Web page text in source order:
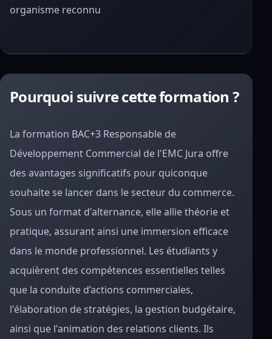
organisme reconnu
Pourquoi suivre cette formation ?
La formation BAC+3 Responsable de
Développement Commercial de l'EMC Jura offre
des avantages significatifs pour quiconque
souhaite se lancer dans le secteur du commerce.
Sous un format d'alternance, elle allie théorie et
pratique, assurant ainsi une immersion efficace
dans le monde professionnel. Les étudiants y
acquièrent des compétences essentielles telles
que la conduite d’actions commerciales,
l'élaboration de stratégies, la gestion budgétaire,
ainsi que l'animation des relations clients. Ils